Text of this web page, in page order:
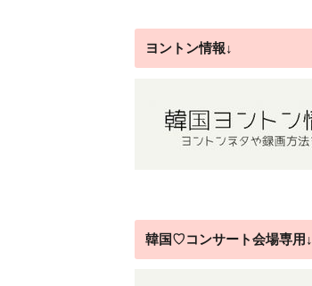
ヨントン情報↓
韓国♡コンサート会場専用↓